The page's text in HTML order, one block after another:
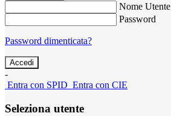
Nome Utente
Password
Password dimenticata?
-
Entra con SPID Entra con CIE
Seleziona utente